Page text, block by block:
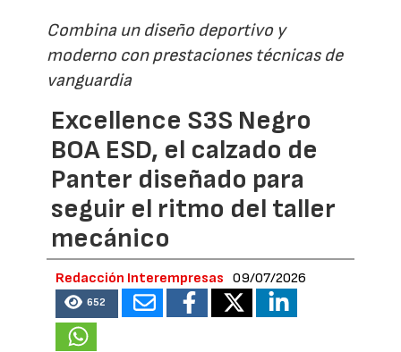
Combina un diseño deportivo y
moderno con prestaciones técnicas de
vanguardia
Excellence S3S Negro
BOA ESD, el calzado de
Panter diseñado para
seguir el ritmo del taller
mecánico
Redacción Interempresas 09/07/2026
652